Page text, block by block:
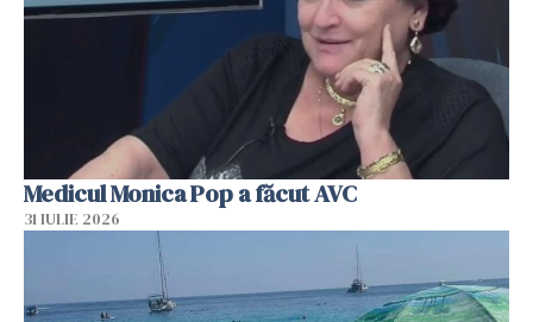
Medicul Monica Pop a făcut AVC
31 IULIE 2026